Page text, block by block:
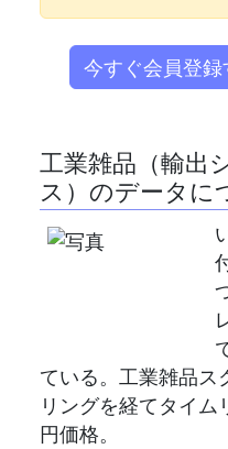
今すぐ会員登録
工業雑品（輸出
ス）のデータに
ている。工業雑品ス
リングを経てタイム
円価格。